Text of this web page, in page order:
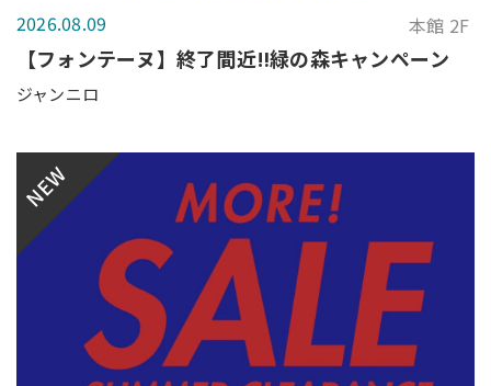
2026.08.09 本館 2F
【フォンテーヌ】終了間近‼緑の森キャンペーン
ジャンニロ
NEW